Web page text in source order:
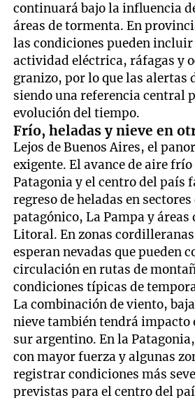
continuará bajo la influencia
áreas de tormenta. En
las condiciones pueden
actividad eléctrica, ráfagas y
granizo, por lo que las alertas
siendo una referencia central
evolución del tiempo.
Frío, heladas y nieve en
Lejos de Buenos Aires, el
exigente. El avance de aire frío
Patagonia y el centro del país
regreso de heladas en
patagónico, La Pampa y áreas
Litoral. En zonas
esperan nevadas que pueden
circulación en rutas de
condiciones típicas de
La combinación de viento,
nieve también tendrá impacto
sur argentino. En la
con mayor fuerza y algunas
registrar condiciones más
previstas para el centro del